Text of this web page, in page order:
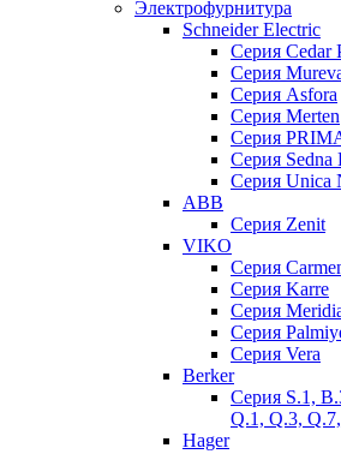
Электрофурнитура
Schneider Electric
Серия Cedar
Серия
Серия Asfora
Серия Merten
Серия
Серия Sedna
Серия Unica
ABB
Серия Zenit
VIKO
Серия
Серия Karre
Серия
Серия
Серия Vera
Berker
Серия S.1,
Q.1, Q.3,
Hager